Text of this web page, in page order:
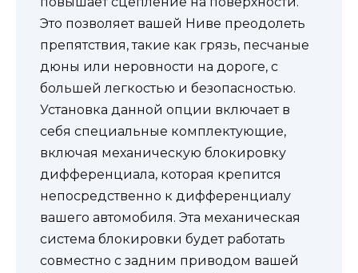
Это позволяет вашей Ниве преодолеть
препятствия, такие как грязь, песчаные
дюны или неровности на дороге, с
большей легкостью и безопасностью.
Установка данной опции включает в
себя специальные комплектующие,
включая механическую блокировку
дифференциала, которая крепится
непосредственно к дифференциалу
вашего автомобиля. Эта механическая
система блокировки будет работать
совместно с задним приводом вашей